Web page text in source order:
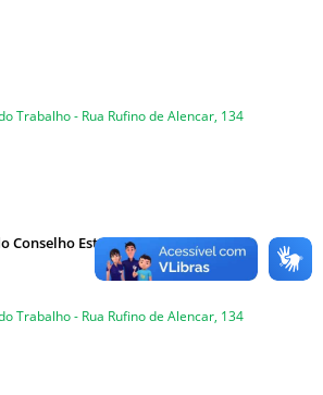
Trabalho - Rua Rufino de Alencar, 134
Conselho Estadual de Economia
Trabalho - Rua Rufino de Alencar, 134